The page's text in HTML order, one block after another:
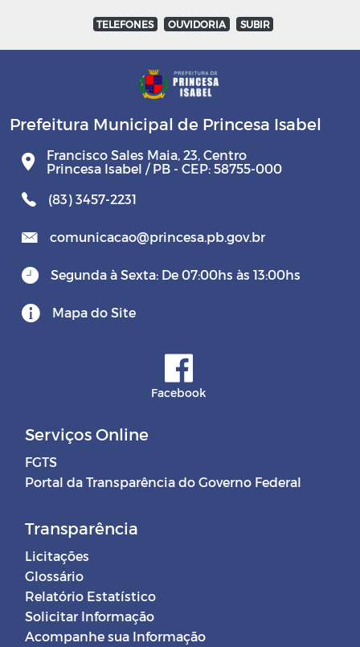
TELEFONES OUVIDORIA SUBIR
Prefeitura Municipal de Princesa Isabel
Francisco Sales Maia, 23, Centro
Princesa Isabel / PB - CEP: 58755-000
(83) 3457-2231
comunicacao@princesa.pb.gov.br
Segunda à Sexta: De 07:00hs às 13:00hs
Mapa do Site
Facebook
Serviços Online
FGTS
Portal da Transparência do Governo Federal
Transparência
Licitações
Glossário
Relatório Estatístico
Solicitar Informação
Acompanhe sua Informação